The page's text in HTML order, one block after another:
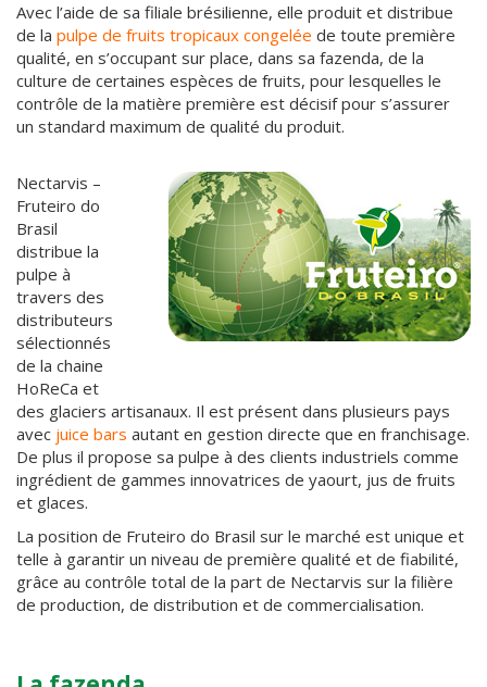
Avec l’aide de sa filiale brésilienne, elle produit et distribue
de la pulpe de fruits tropicaux congelée de toute première
qualité, en s’occupant sur place, dans sa fazenda, de la
culture de certaines espèces de fruits, pour lesquelles le
contrôle de la matière première est décisif pour s’assurer
un standard maximum de qualité du produit.
Nectarvis –
Fruteiro do
Brasil
distribue la
pulpe à
travers des
distributeurs
sélectionnés
de la chaine
HoReCa et
des glaciers artisanaux. Il est présent dans plusieurs pays
avec juice bars autant en gestion directe que en franchisage.
De plus il propose sa pulpe à des clients industriels comme
ingrédient de gammes innovatrices de yaourt, jus de fruits
et glaces.
La position de Fruteiro do Brasil sur le marché est unique et
telle à garantir un niveau de première qualité et de fiabilité,
grâce au contrôle total de la part de Nectarvis sur la filière
de production, de distribution et de commercialisation.